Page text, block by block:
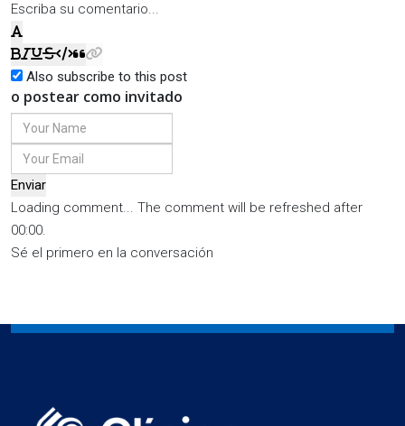
Escriba su comentario...
Also subscribe to this post
o postear como invitado
Enviar
Loading comment... The comment will be refreshed after
00:00.
Sé el primero en la conversación